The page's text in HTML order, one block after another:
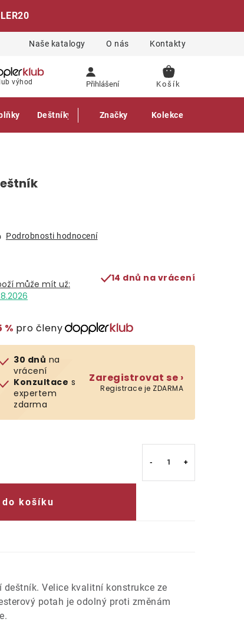
Naše katalogy O nás Kontakty
výhod Přihlášení
NÁKUPNÍ
Deštníky Gastro produkty
Značky Kolekce
Podrobnosti hodnocení
14 dnů na vrácení
% pro členy
30 dnů na
vrácení
Konzultace s
expertem
zdarma
Zaregistrovat se ›
Registrace je ZDARMA
košíku
Velice kvalitní konstrukce ze
potah je odolný proti změnám